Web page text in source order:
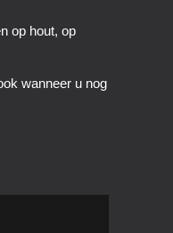
op hout, op
wanneer u nog